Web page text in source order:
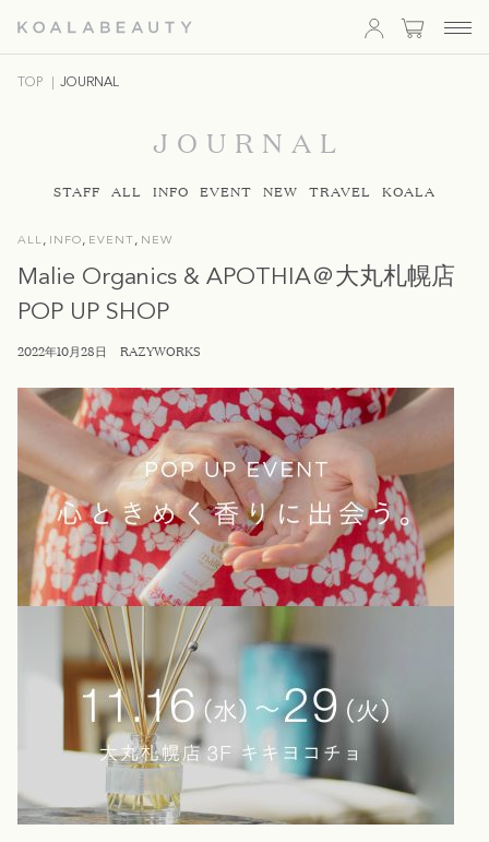
KOALA
TOP JOURNAL
JOURNAL
STAFF ALL INFO EVENT NEW TRAVEL KOALA
ALL, INFO, EVENT, NEW
Malie Organics & APOTHIA＠大丸札幌店
POP UP SHOP
2022年10月28日 RAZYWORKS